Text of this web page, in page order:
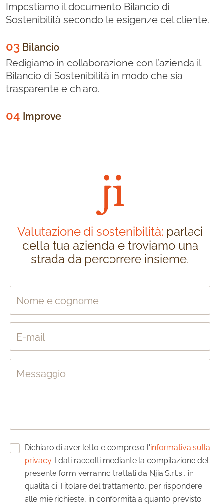
Impostiamo il documento Bilancio di
Sostenibilità secondo le esigenze del cliente.
03 Bilancio
Redigiamo in collaborazione con l’azienda il
Bilancio di Sostenibilità in modo che sia
trasparente e chiaro.
04 Improve
Valutazione di sostenibilità: parlaci
della tua azienda e troviamo una
strada da percorrere insieme.
Nome e cognome
E-mail
Messaggio
Dichiaro di aver letto e compreso l'informativa sulla
privacy. I dati raccolti mediante la compilazione del
presente form verranno trattati da Njia S.r.l.s., in
qualità di Titolare del trattamento, per rispondere
alle mie richieste, in conformità a quanto previsto